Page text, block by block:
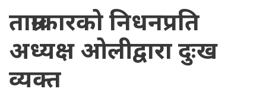
ताम्राकारको निधनप्रति
अध्यक्ष ओलीद्वारा दुःख
व्यक्त